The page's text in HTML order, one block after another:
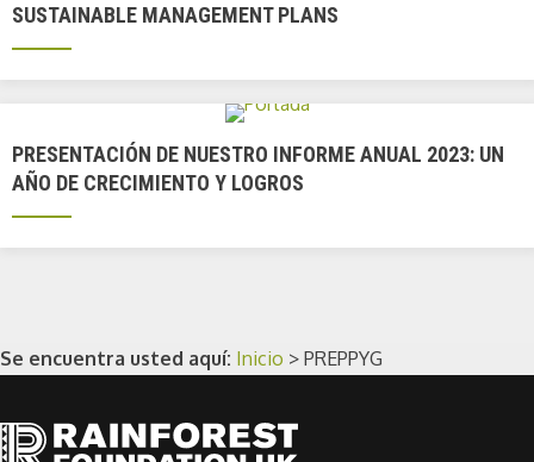
SUSTAINABLE MANAGEMENT PLANS
PRESENTACIÓN DE NUESTRO INFORME ANUAL 2023: UN
AÑO DE CRECIMIENTO Y LOGROS
Se encuentra usted aquí: Inicio > PREPPYG